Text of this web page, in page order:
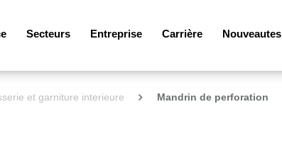
Secteurs Entreprise Carrière Nouveautes
et garniture interieure Mandrin de perforation